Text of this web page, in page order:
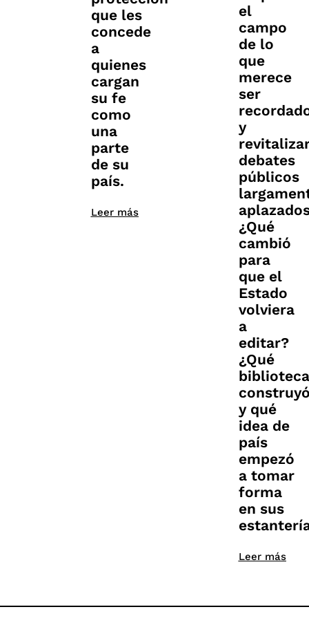
que les
concede
a
quienes
cargan
su fe
como
una
parte
de su
país.
Leer más
el
campo
de lo
que
merece
ser
y
debates
públicos
¿Qué
cambió
para
que el
Estado
volviera
a
editar?
¿Qué
biblioteca
y qué
idea de
país
empezó
a tomar
forma
en sus
Leer más